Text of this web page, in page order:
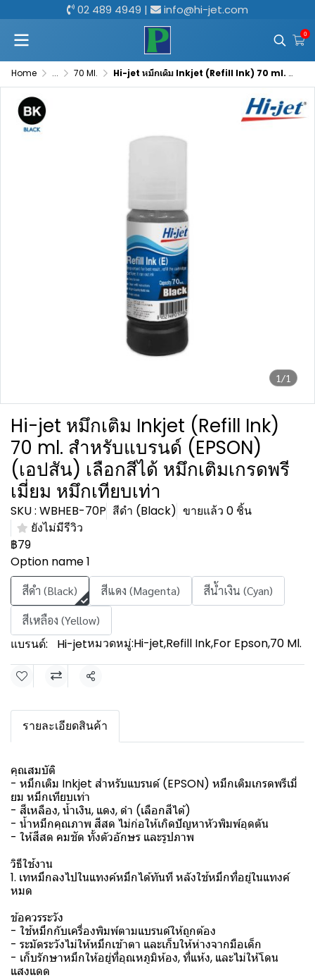
02 489 4949 | info@hi-jet.com
0
Home ... 70 Ml. Hi-jet หมึกเติม Inkjet (Refill Ink) 70 ml. สำหรับแบรนด์ (EPSON) (เอปสัน) เลือกสีได้ หมึกเติมเกรดพรีเมี่ยม หมึกเทียบเท่า
1/1
Hi-jet หมึกเติม Inkjet (Refill Ink)
70 ml. สำหรับแบรนด์ (EPSON)
(เอปสัน) เลือกสีได้ หมึกเติมเกรดพรี
เมี่ยม หมึกเทียบเท่า
SKU : WBHEB-70P สีดำ (Black) ขายแล้ว 0 ชิ้น
ยังไม่มีรีวิว
฿79
Option name 1
สีดำ (Black) สีแดง (Magenta)
สีน้ำเงิน (Cyan)
สีเหลือง (Yellow)
แบรนด์: Hi-jetหมวดหมู่:Hi-jet,Refill Ink,For Epson,70 Ml.
แชร์
รายละเอียดสินค้า
คุณสมบัติ
- หมึกเติม Inkjet สำหรับแบรนด์ (EPSON) หมึกเติมเกรดพรีเมี่
ยม หมึกเทียบเท่า
- สีเหลือง, น้ำเงิน, แดง, ดำ (เลือกสีได้)
- น้ำหมึกคุณภาพ สีสด ไม่ก่อให้เกิดปัญหาหัวพิมพ์อุดตัน
- ให้สีสด คมชัด ทั้งตัวอักษร และรูปภาพ
วิธีใช้งาน
1. เทหมึกลงไปในแทงค์หมึกได้ทันที หลังใช้หมึกที่อยู่ในแทงค์
หมด
ข้อควรระวัง
- ใช้หมึกกับเครื่องพิมพ์ตามแบรนด์ให้ถูกต้อง
- ระมัดระวังไม่ให้หมึกเข้าตา และเก็บให้ห่างจากมือเด็ก
- เก็บรักษาหมึกให้อยู่ที่อุณหภูมิห้อง, ที่แห้ง, และไม่ให้โดน
แสงแดด